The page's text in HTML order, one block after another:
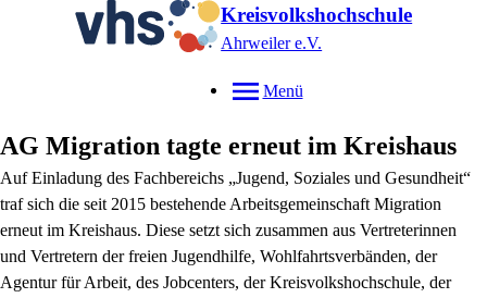
Kreisvolkshochschule
Ahrweiler e.V.
Menü
AG Migration tagte erneut im Kreishaus
Auf Einladung des Fachbereichs „Jugend, Soziales und Gesundheit“
traf sich die seit 2015 bestehende Arbeitsgemeinschaft Migration
erneut im Kreishaus. Diese setzt sich zusammen aus Vertreterinnen
und Vertretern der freien Jugendhilfe, Wohlfahrtsverbänden, der
Agentur für Arbeit, des Jobcenters, der Kreisvolkshochschule, der